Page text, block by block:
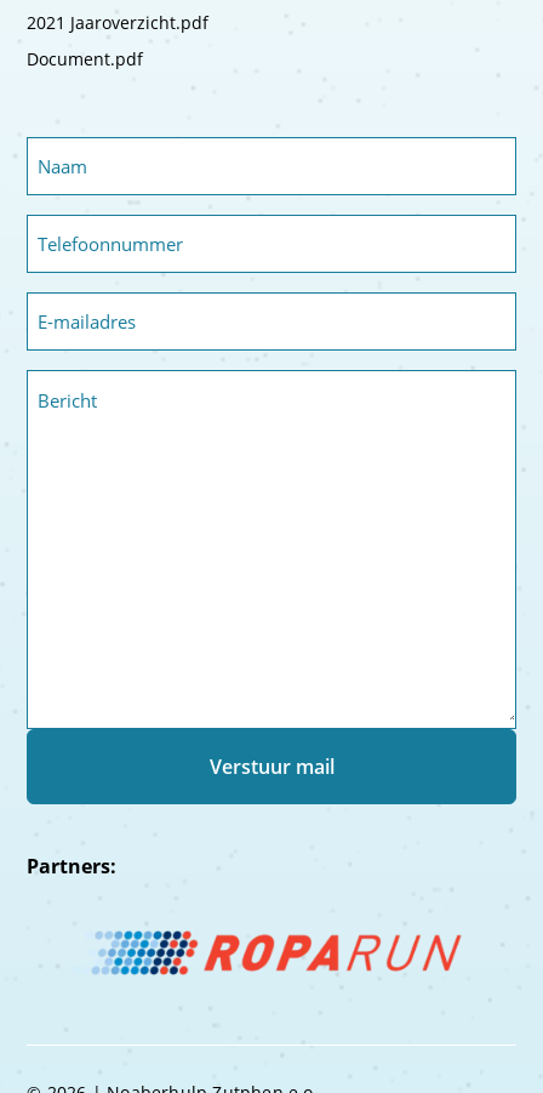
2021 Jaaroverzicht.pdf
Document.pdf
Partners: